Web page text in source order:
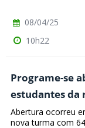
08/04/25
10h22
Programe-se
estudantes da
Abertura ocorreu
nova turma com